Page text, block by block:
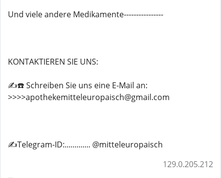
Und viele andere Medikamente----------------
KONTAKTIEREN SIE UNS:
✍️☎️ Schreiben Sie uns eine E-Mail an:
>>>>apothekemitteleuropaisch@gmail.com
✍️Telegram-ID:............. @mitteleuropaisch
129.0.205.212